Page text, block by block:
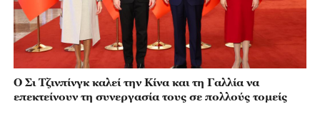
Ο Σι Τζινπίνγκ καλεί την Κίνα και τη Γαλλία να
επεκτείνουν τη συνεργασία τους σε πολλούς τομείς